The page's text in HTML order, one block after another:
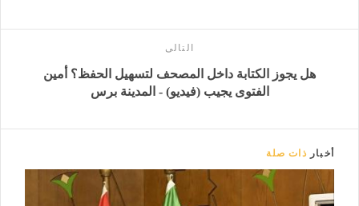
التالى
هل يجوز الكتابة داخل المصحف لتسهيل الحفظ؟ أمين
الفتوى يجيب (فيديو) - المدينة برس
أخبار ذات صلة